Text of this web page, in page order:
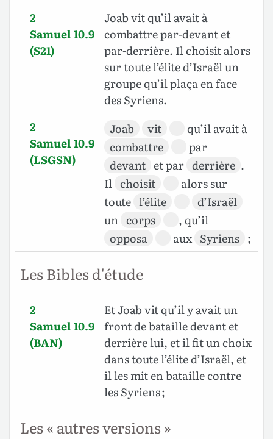
2
Samuel 10.9
(S21)
Joab vit qu’il avait à
combattre par-devant et
par-derrière. Il choisit alors
sur toute l’élite d’Israël un
groupe qu’il plaça en face
des Syriens.
2
Samuel 10.9
(LSGSN)
Joab vit
qu’il avait à
combattre
par
devant et par derrière .
Il choisit
alors sur
toute l’élite
d’Israël
un corps
, qu’il
opposa
aux Syriens ;
Les Bibles d'étude
2
Samuel 10.9
(BAN)
Et Joab vit qu’il y avait un
front de bataille devant et
derrière lui, et il fit un choix
dans toute l’élite d’Israël, et
il les mit en bataille contre
les Syriens ;
Les « autres versions »